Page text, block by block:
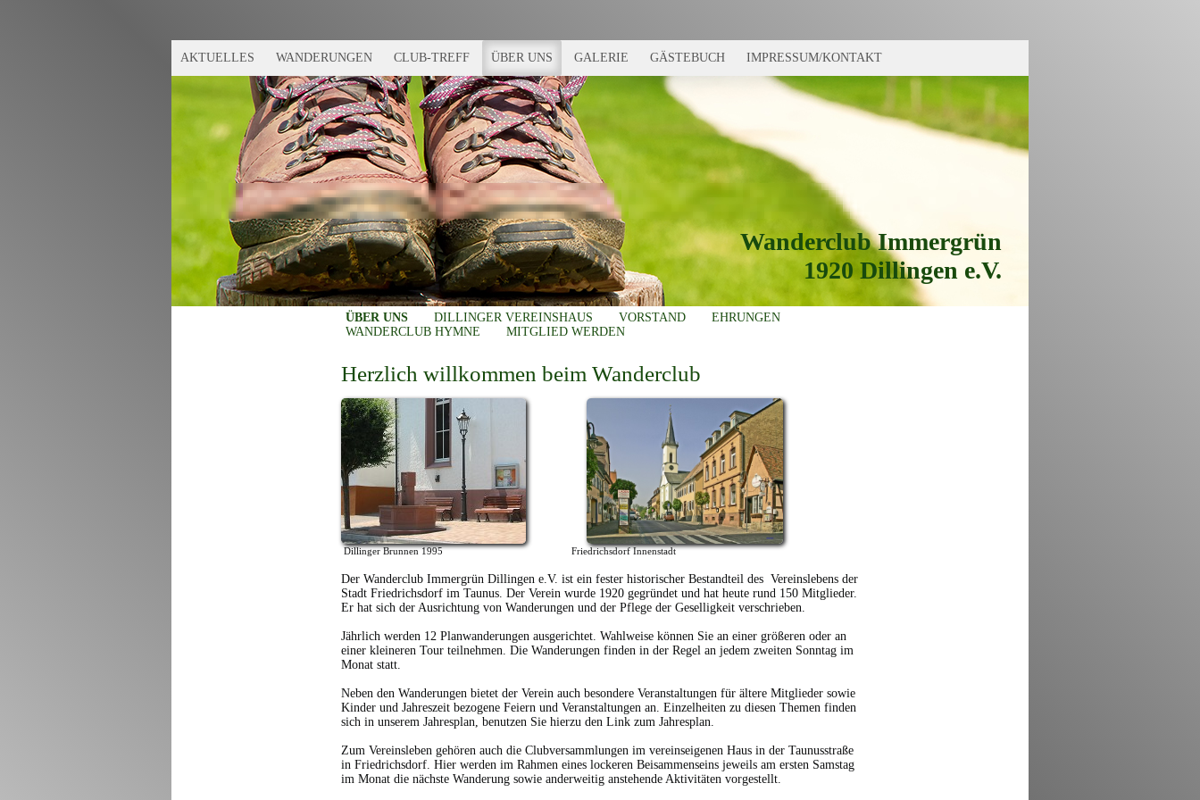
AKTUELLES WANDERUNGEN CLUB-TREFF ÜBER UNS GALERIE GÄSTEBUCH IMPRESSUM/KONTAKT
Wanderclub Immergrün
1920 Dillingen e.V.
ÜBER UNS DILLINGER VEREINSHAUS VORSTAND
EHRUNGEN
WANDERCLUB HYMNE
MITGLIED WERDEN
Herzlich willkommen beim Wanderclub
Dillinger Brunnen 1995 Friedrichsdorf Innenstadt
Der Wanderclub Immergrün Dillingen e.V. ist ein fester historischer Bestandteil des Vereinslebens der
Stadt Friedrichsdorf im Taunus. Der Verein wurde 1920 gegründet und hat heute rund 150 Mitglieder.
Er hat sich der Ausrichtung von Wanderungen und der Pflege der Geselligkeit verschrieben.
Jährlich werden 12 Planwanderungen ausgerichtet. Wahlweise können Sie an einer größeren oder an
einer kleineren Tour teilnehmen. Die Wanderungen finden in der Regel an jedem zweiten Sonntag im
Monat statt.
Neben den Wanderungen bietet der Verein auch besondere Veranstaltungen für ältere Mitglieder sowie
Kinder und Jahreszeit bezogene Feiern und Veranstaltungen an. Einzelheiten zu diesen Themen finden
sich in unserem Jahresplan, benutzen Sie hierzu den Link zum Jahresplan.
Zum Vereinsleben gehören auch die Clubversammlungen im vereinseigenen Haus in der Taunusstraße
in Friedrichsdorf. Hier werden im Rahmen eines lockeren Beisammenseins jeweils am ersten Samstag
im Monat die nächste Wanderung sowie anderweitig anstehende Aktivitäten vorgestellt.